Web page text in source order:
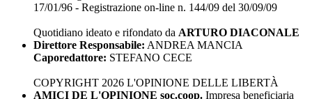
17/01/96 - Registrazione on-line n. 144/09 del 30/09/09
Quotidiano ideato e rifondato da ARTURO DIACONALE
Direttore Responsabile: ANDREA MANCIA
Caporedattore: STEFANO CECE
COPYRIGHT 2026 L'OPINIONE DELLE LIBERTÀ
AMICI DE L'OPINIONE soc.coop. Impresa beneficiaria